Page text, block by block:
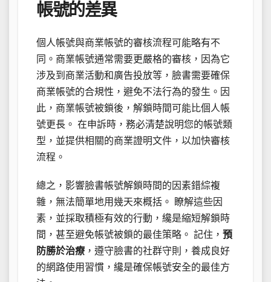
帳號的差異
個人帳號與商業帳號的審核流程可能略有不
同。商業帳號通常需要更嚴格的審核，因為它
涉及到商業活動和廣告投放等，臉書需要確保
商業帳號的合規性，避免不法行為的發生。因
此，商業帳號被鎖後，解鎖時間可能比個人帳
號更長。 在申訴時，務必清楚說明您的帳號類
型，並提供相關的商業證明文件，以加快審核
流程。
總之，影響臉書帳號解鎖時間的因素錯綜複
雜，無法簡單地用幾天來概括。 瞭解這些因
素，並採取積極有效的行動，纔是縮短解鎖時
間，甚至避免帳號被鎖的最佳策略。 記住， 預
防勝於治療 ，遵守臉書的社群守則，養成良好
的網路使用習慣，纔是確保帳號安全的最佳方